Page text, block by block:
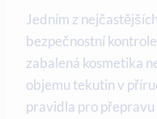
Jedním z
bezpečnostní
zabalená kosmetika
objemu tekutin v
pravidla pro